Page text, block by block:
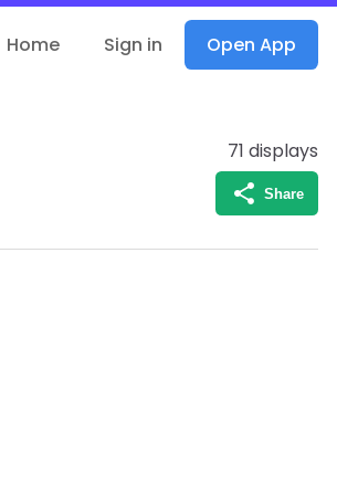
Home Sign in Open App
71 displays
Share